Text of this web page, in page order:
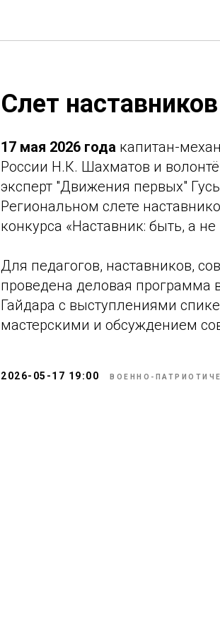
Слет
17 мая 2026 года капитан-
России Н.К. Шахматов и
эксперт "Движения первых"
Региональном слете
конкурса «Наставник: быть, а не
Для педагогов, наставников,
проведена деловая программа
Гайдара с выступлениями
мастерскими и обсуждением
2026-05-17 19:00 ВОЕННО-